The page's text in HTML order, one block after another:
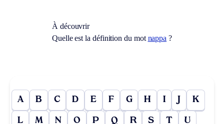
À découvrir
Quelle est la définition du mot nappa ?
A B C D E F G H I J K
L M N O P Q R S T U